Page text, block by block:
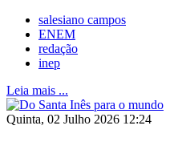
salesiano campos
ENEM
redação
inep
Leia mais ...
Quinta, 02 Julho 2026 12:24